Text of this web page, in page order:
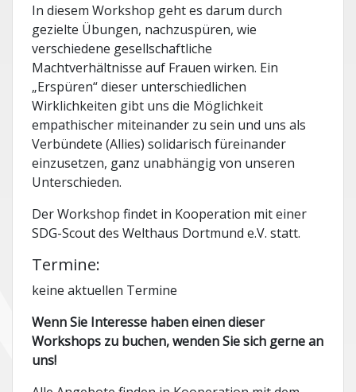
In diesem Workshop geht es darum durch
gezielte Übungen, nachzuspüren, wie
verschiedene gesellschaftliche
Machtverhältnisse auf Frauen wirken. Ein
„Erspüren“ dieser unterschiedlichen
Wirklichkeiten gibt uns die Möglichkeit
empathischer miteinander zu sein und uns als
Verbündete (Allies) solidarisch füreinander
einzusetzen, ganz unabhängig von unseren
Unterschieden.
Der Workshop findet in Kooperation mit einer
SDG-Scout des Welthaus Dortmund e.V. statt.
Termine:
keine aktuellen Termine
Wenn Sie Interesse haben einen dieser
Workshops zu buchen, wenden Sie sich gerne an
uns!